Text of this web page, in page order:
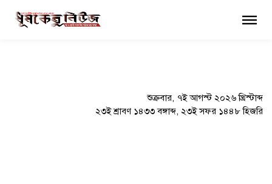
শুক্রবার, ৭ই আগস্ট ২০২৬ খ্রিস্টাব্দ
২৩ই শ্রাবণ ১৪৩৩ বঙ্গাব্দ, ২৩ই সফর ১৪৪৮ হিজরি
×